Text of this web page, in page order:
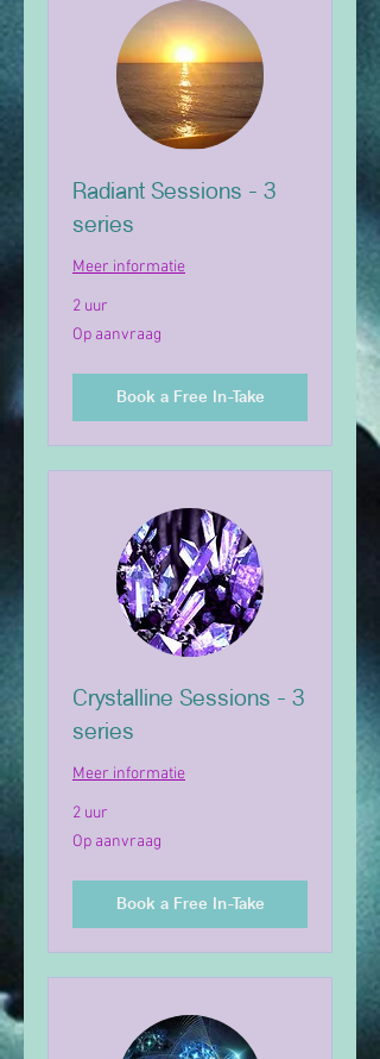
Radiant Sessions - 3
series
Meer informatie
2 uur
Op
aanvraag
Op aanvraag
Book a Free In-Take
Crystalline Sessions - 3
series
Meer informatie
2 uur
Op
aanvraag
Op aanvraag
Book a Free In-Take